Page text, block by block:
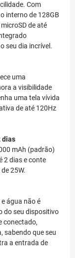
Com
interno de 128GB
de até
seu dia incrível.
uma
a visibilidade
uma tela vívida
de até 120Hz
dias
mAh (padrão)
2 dias e conte
25W.
água não é
do seu dispositivo
conectado,
sabendo que seu
a entrada de